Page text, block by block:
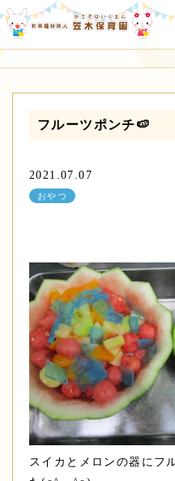
お
フルーツポンチ🍉
2021.07.07
おやつ
スイカとメロンの器にフ